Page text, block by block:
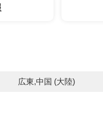
広東,中国 (大陸)